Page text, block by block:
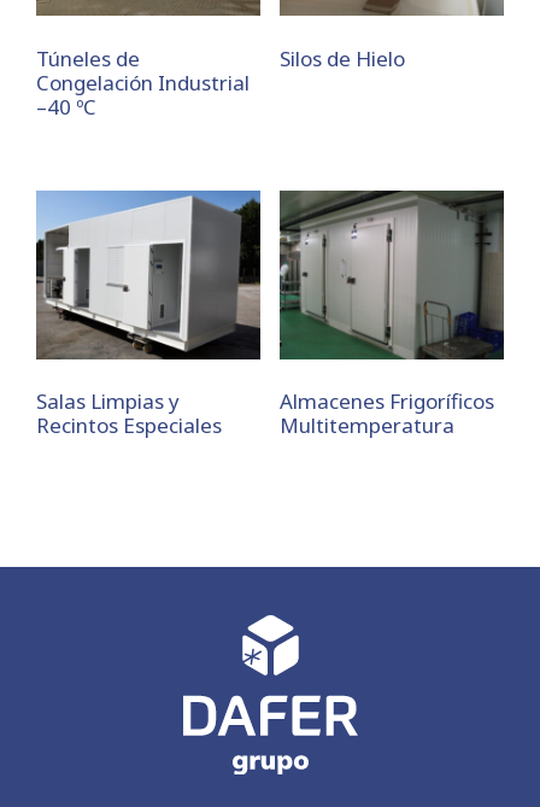
Túneles de
Congelación Industrial
–40 ºC
Silos de Hielo
Salas Limpias y
Recintos Especiales
Almacenes Frigoríficos
Multitemperatura